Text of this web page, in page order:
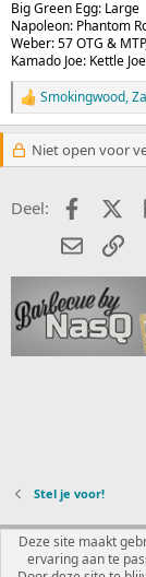
Big Green Egg: Large
Napoleon: Phantom
Weber: 57 OTG &
Kamado Joe: Kettle Joe
W
a
a
r
r
e
n
:
Smokingwood,
Niet open voor
Deel:
E-mail
Stel je voor!
Nederlands
Contact
Deze site maakt
ervaring aan te